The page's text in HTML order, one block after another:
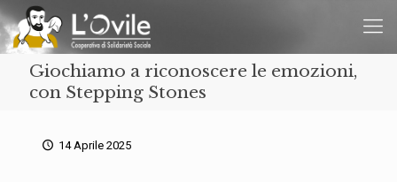
Giochiamo a riconoscere le emozioni,
con Stepping Stones
14 Aprile 2025